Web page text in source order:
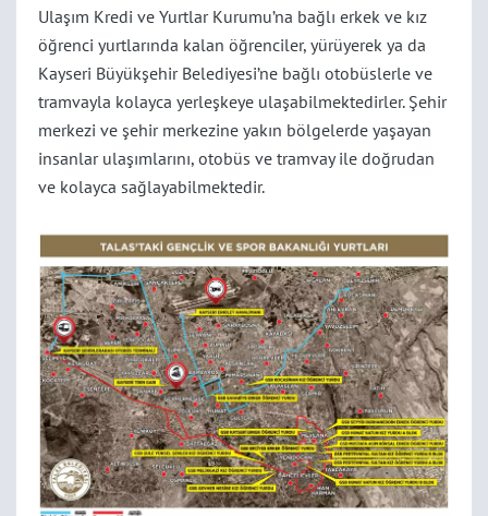
Ulaşım Kredi ve Yurtlar Kurumu’na bağlı erkek ve kız
öğrenci yurtlarında kalan öğrenciler, yürüyerek ya da
Kayseri Büyükşehir Belediyesi’ne bağlı otobüslerle ve
tramvayla kolayca yerleşkeye ulaşabilmektedirler. Şehir
merkezi ve şehir merkezine yakın bölgelerde yaşayan
insanlar ulaşımlarını, otobüs ve tramvay ile doğrudan
ve kolayca sağlayabilmektedir.